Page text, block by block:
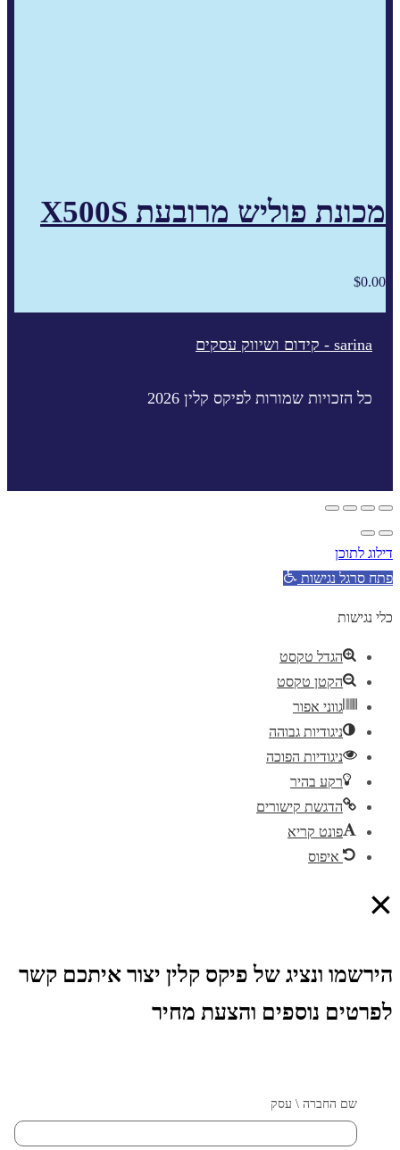
מכונת פוליש מרובעת X500S
$0.00
sarina - קידום ושיווק עסקים
כל הזכויות שמורות לפיקס קלין 2026
דילוג לתוכן
פתח סרגל נגישות
כלי נגישות
הגדל טקסט
הקטן טקסט
גווני אפור
ניגודיות גבוהה
ניגודיות הפוכה
רקע בהיר
הדגשת קישורים
פונט קריא
איפוס
×
הירשמו ונציג של פיקס קלין יצור איתכם קשר
לפרטים נוספים והצעת מחיר
שם החברה \ עסק